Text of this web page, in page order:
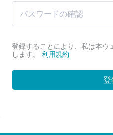
登録することにより、私は本ウ
します。 利用規約
登